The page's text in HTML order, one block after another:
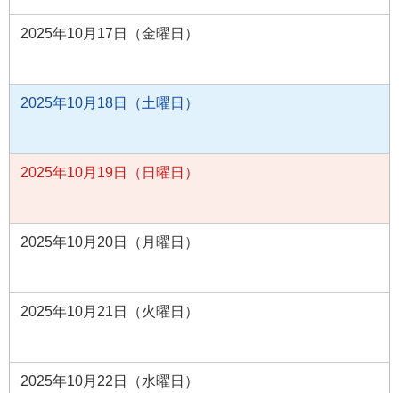
2025年10月17日（金曜日）
2025年10月18日（土曜日）
2025年10月19日（日曜日）
2025年10月20日（月曜日）
2025年10月21日（火曜日）
2025年10月22日（水曜日）